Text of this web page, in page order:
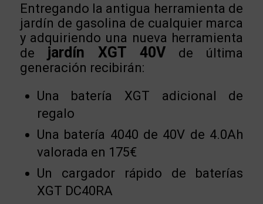
Entregando la antigua herramienta de
jardín de gasolina de cualquier marca
y adquiriendo una nueva herramienta
de jardín XGT 40V de última
generación recibirán:
Una batería XGT adicional de
regalo
Una batería 4040 de 40V de 4.0Ah
valorada en 175€
Un cargador rápido de baterías
XGT DC40RA